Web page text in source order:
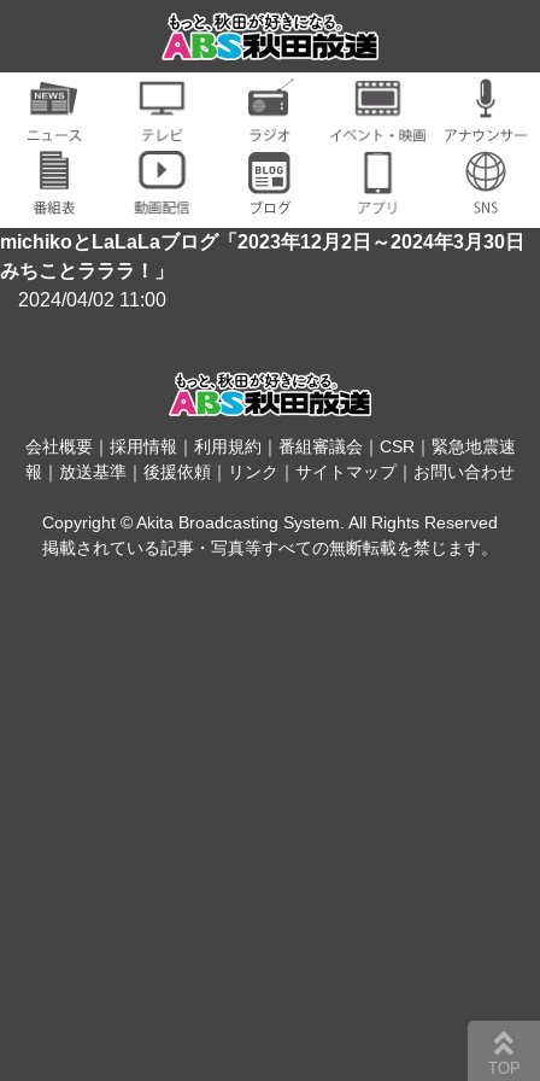
michikoとLaLaLaブログ「2023年12月2日～2024年3月30日
みちことラララ！」
2024/04/02 11:00
会社概要｜ 採用情報 ｜ 利用規約 ｜ 番組審議会 ｜ CSR｜ 緊急地震速
報 ｜ 放送基準 ｜ 後援依頼 ｜ リンク ｜ サイトマップ｜ お問い合わせ
Copyright © Akita Broadcasting System. All Rights Reserved
掲載されている記事・写真等すべての無断転載を禁じます。